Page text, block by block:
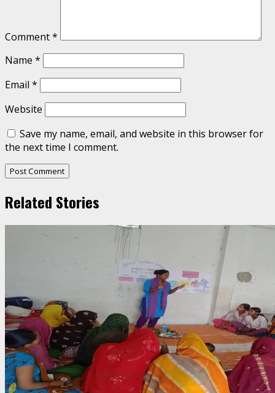
Comment*
Name *
Email *
Website
Save my name, email, and website in this browser for
the next time I comment.
Related Stories